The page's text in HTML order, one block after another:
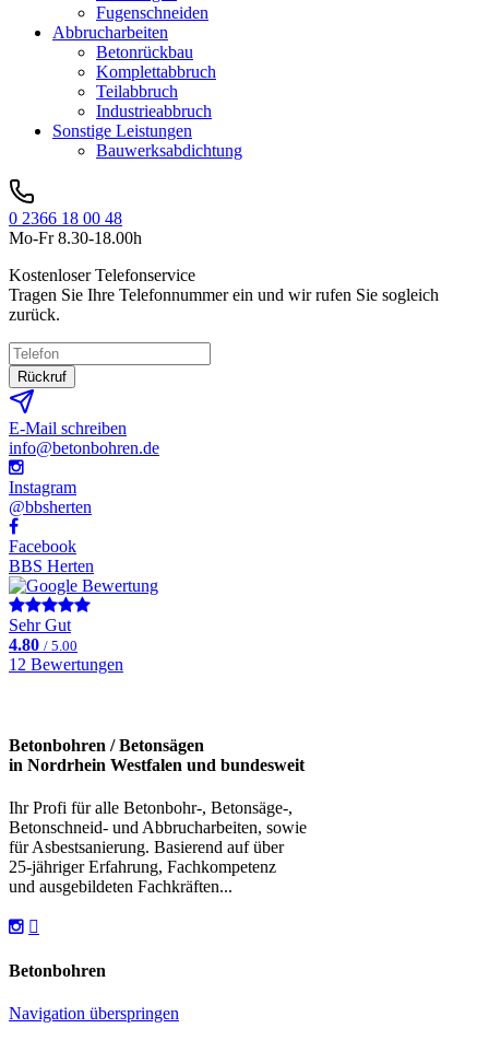
Fugenschneiden
Abbrucharbeiten
Betonrückbau
Komplettabbruch
Teilabbruch
Industrieabbruch
Sonstige Leistungen
Bauwerksabdichtung
0 2366 18 00 48
Mo-Fr 8.30-18.00h
Kostenloser Telefonservice
Tragen Sie Ihre Telefonnummer ein und wir rufen Sie sogleich
zurück.
Rückruf
E-Mail schreiben
info@betonbohren.de
Instagram
@bbsherten
Facebook
BBS Herten
Sehr Gut
4.80 / 5.00
12 Bewertungen
Betonbohren / Betonsägen
in Nordrhein Westfalen und bundesweit
Ihr Profi für alle Betonbohr-, Betonsäge-,
Betonschneid- und Abbrucharbeiten, sowie
für Asbestsanierung. Basierend auf über
25-jähriger Erfahrung, Fachkompetenz
und ausgebildeten Fachkräften...
Betonbohren
Navigation überspringen